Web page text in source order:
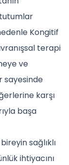
Kongitif
terapi
ve
sayesinde
karşı
başa
sağlıklı
ihtiyacını